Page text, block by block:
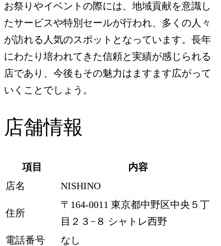
お祭りやイベントの際には、地域貢献を意識し
たサービスや特別セールが行われ、多くの人々
が訪れる人気のスポットとなっています。長年
にわたり培われてきた信頼と実績が感じられる
店であり、今後もその魅力はますます広がって
いくことでしょう。
店舗情報
項目
内容
店名
NISHINO
住所
〒164-0011 東京都中野区中央５丁
目２３−８ シャトレ西野
電話番号
なし